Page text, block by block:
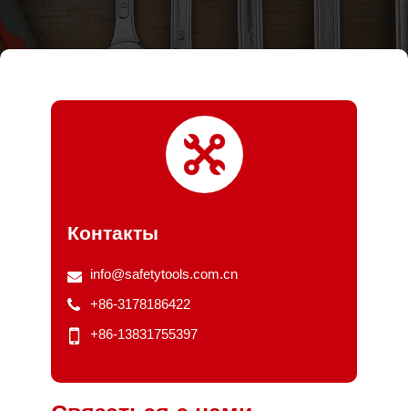
Контакты
info@safetytools.com.cn
+86-3178186422
+86-13831755397